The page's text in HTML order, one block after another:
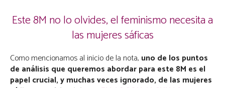
Este 8M no lo olvides, el feminismo necesita a
las mujeres sáficas
Como mencionamos al inicio de la nota, uno de los puntos
de análisis que queremos abordar para este 8M es el
papel crucial, y muchas veces ignorado, de las mujeres